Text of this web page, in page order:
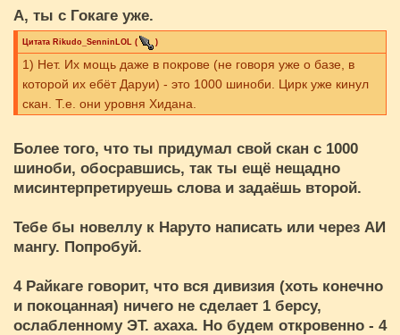
А, ты с Гокаге уже.
Цитата Rikudo_SenninLOL ( )
1) Нет. Их мощь даже в покрове (не говоря уже о базе, в
которой их ебёт Даруи) - это 1000 шиноби. Цирк уже кинул
скан. Т.е. они уровня Хидана.
Более того, что ты придумал свой скан с 1000
шиноби, обосравшись, так ты ещё нещадно
мисинтерпретируешь слова и задаёшь второй.
Тебе бы новеллу к Наруто написать или через АИ
мангу. Попробуй.
4 Райкаге говорит, что вся дивизия (хоть конечно
и покоцанная) ничего не сделает 1 берсу,
ослабленному ЭТ. ахаха. Но будем откровенно - 4